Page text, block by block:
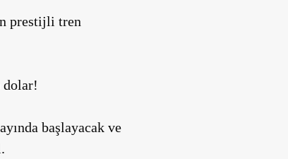
prestijli tren
dolar!
başlayacak ve